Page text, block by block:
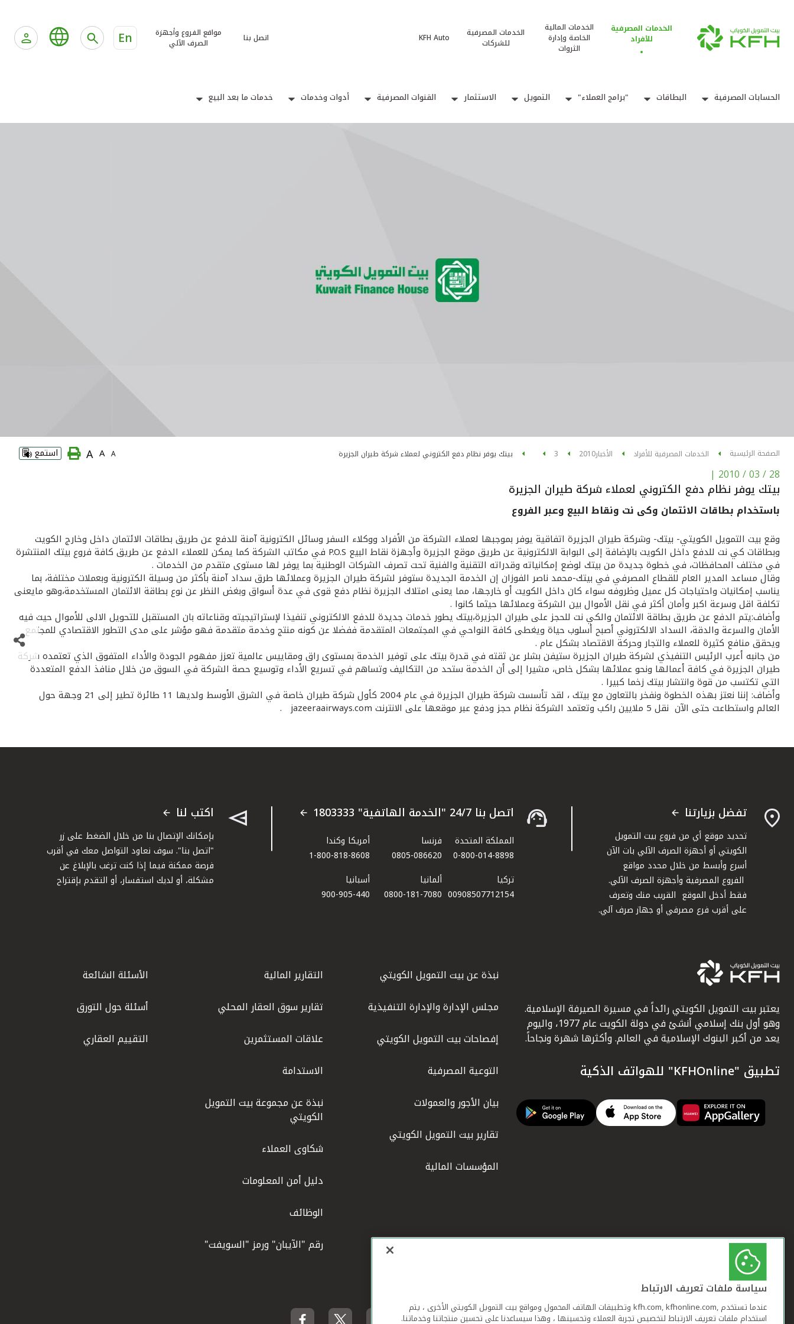
الخدمات المصرفية
للأفراد
الخدمات المالية
الخاصة وإدارة
الثروات
الخدمات المصرفية
للشركات
KFH Auto اتصل بنا
مواقع الفروع وأجهزة
الصرف الآلي
En
الحسابات المصرفية البطاقات "برامج العملاء" التمويل الاستثمار القنوات المصرفية أدوات وخدمات خدمات ما بعد البيع
الصفحة الرئيسية الخدمات المصرفية للأفراد الأخبار2010
3 بيتك يوفر نظام دفع الكتروني لعملاء شركة طيران الجزيرة A
A
A استمع
28 / 03 / 2010
|
بيتك يوفر نظام دفع الكتروني لعملاء شركة طيران الجزيرة
باستخدام بطاقات الائتمان وكى نت ونقاط البيع وعبر الفروع
وقع بيت التمويل الكويتي- بيتك- وشركة طيران الجزيرة اتفاقية يوفر بموجبها لعملاء الشركة من الأفراد ووكلاء السفر وسائل الكترونية آمنة للدفع عن طريق بطاقات الائتمان داخل وخارج الكويت
وبطاقات كي نت للدفع داخل الكويت بالإضافة إلى البوابة الالكترونية عن طريق موقع الجزيرة وأجهزة نقاط البيع P.O.S في مكاتب الشركة كما يمكن للعملاء الدفع عن طريق كافة فروع بيتك المنتشرة
في مختلف المحافظات، في خطوة جديدة من بيتك لوضع إمكانياته وقدراته التقنية والفنية تحت تصرف الشركات الوطنية بما يوفر لها مستوى متقدم من الخدمات .
وقال مساعد المدير العام للقطاع المصرفي في بيتك-محمد ناصر الفوزان إن الخدمة الجديدة ستوفر لشركة طيران الجزيرة وعملائها طرق سداد آمنة بأكثر من وسيلة الكترونية وبعملات مختلفة، بما
يناسب إمكانيات واحتياجات كل عميل وظروفه سواء كان داخل الكويت أو خارجها، مما يعنى امتلاك الجزيرة نظام دفع قوى في عدة أسواق وبغض النظر عن نوع بطاقة الائتمان المستخدمة،وهو مايعنى
تكلفة اقل وسرعة اكبر وأمان أكثر في نقل الأموال بين الشركة وعملائها حيثما كانوا .
وأضاف:يتم الدفع عن طريق بطاقة الائتمان والكي نت للحجز على طيران الجزيرة،بيتك يطور خدمات جديدة للدفع الالكتروني تنفيذا لإستراتيجيته وقناعاته بان المستقبل للتحويل الالى للأموال حيث فيه
الأمان والسرعة والدقة، السداد الالكتروني أصبح أسلوب حياة ويغطى كافة النواحي في المجتمعات المتقدمة ففضلا عن كونه منتج وخدمة متقدمة فهو مؤشر على مدى التطور الاقتصادي للمجتمع
ويحقق منافع كثيرة للعملاء والتجار وحركة الاقتصاد بشكل عام .
من جانبه أعرب الرئيس التنفيذي لشركة طيران الجزيرة ستيفن بشلر عن ثقته في قدرة بيتك على توفير الخدمة بمستوى راق ومقاييس عالمية تعزز مفهوم الجودة والأداء المتفوق الذي تعتمده شركة
طيران الجزيرة في كافة أعمالها ونحو عملائها بشكل خاص، مشيرا إلى أن الخدمة ستحد من التكاليف وتساهم في تسريع الأداء وتوسيع حصة الشركة في السوق من خلال منافذ الدفع المتعددة
التي تكتسب من قوة وانتشار بيتك زخما كبيرا .
وأضاف: إننا نعتز بهذه الخطوة ونفخر بالتعاون مع بيتك ، لقد تأسست شركة طيران الجزيرة في عام 2004 كأول شركة طيران خاصة في الشرق الأوسط ولديها 11 طائرة تطير إلى 21 وجهة حول
العالم واستطاعت حتى الآن نقل 5 ملايين راكب وتعتمد الشركة نظام حجز ودفع عبر موقعها على الانترنت jazeeraairways.com .
تفضل بزيارتنا
تحديد موقع أي من فروع بيت التمويل
الكويتي أو أجهزة الصرف الآلي بات الآن
أسرع وأبسط من خلال محدد مواقع
الفروع المصرفية وأجهزة الصرف الآلي.
فقط أدخل الموقع القريب منك وتعرف
على أقرب فرع مصرفي أو جهاز صرف آلي.
اتصل بنا 24/7 "الخدمة الهاتفية" 1803333
المملكة المتحدة
0-800-014-8898
فرنسا
0805-086620
أمريكا وكندا
1-800-818-8608
تركيا
00908507712154​
ألمانيا
0800-181-7080
أسبانيا
900-905-440
اكتب لنا
بإمكانك الإتصال بنا من خلال الضغط على زر
"اتصل بنا". سوف نعاود التواصل معك في أقرب
فرصة ممكنة فيما إذا كنت ترغب بالإبلاغ عن
مشكلة، أو لديك استفسار، أو التقدم بإقتراح
يعتبر بيت التمويل الكويتي رائداً في مسيرة الصيرفة الإسلامية.
وهو أول بنك إسلامي أنشئ في دولة الكويت عام 1977، واليوم
يعد من أكبر البنوك الإسلامية في العالم. وأكثرها شهرة ونجاحاً.
تطبيق "KFHOnline" للهواتف الذكية
نبذة عن بيت التمويل الكويتي
مجلس الإدارة والإدارة التنفيذية
إفصاحات بيت التمويل الكويتي
التوعية المصرفية
بيان الأجور والعمولات
تقارير بيت التمويل الكويتي
المؤسسات المالية
التقارير المالية
تقارير سوق العقار المحلي
علاقات المستثمرين
الاستدامة
نبذة عن مجموعة بيت التمويل
الكويتي
شكاوى العملاء
دليل أمن المعلومات
الوظائف
رقم "الآيبان" ورمز "السويفت"
الأسئلة الشائعة
أسئلة حول التورق
التقييم العقاري
سياسة ملفات تعريف الارتباط
عندما تستخدم ,kfh.com, kfhonline.com وتطبيقات الهاتف المحمول ومواقع بيت التمويل الكويتي الأخرى ، يتم
استخدام ملفات تعريف الارتباط لتخصيص تجربة العملاء وتحسينها ، وهذا سيساعدنا على تحسين منتجاتنا وخدماتنا.